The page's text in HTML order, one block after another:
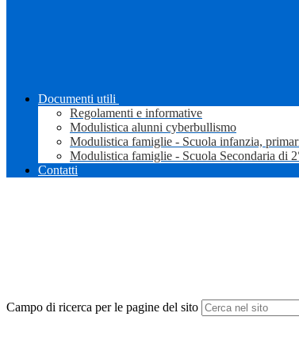
Documenti utili
Regolamenti e informative
Modulistica alunni cyberbullismo
Modulistica famiglie - Scuola infanzia,
Modulistica famiglie - Scuola Secondaria di
Contatti
Campo di ricerca per le pagine del sito